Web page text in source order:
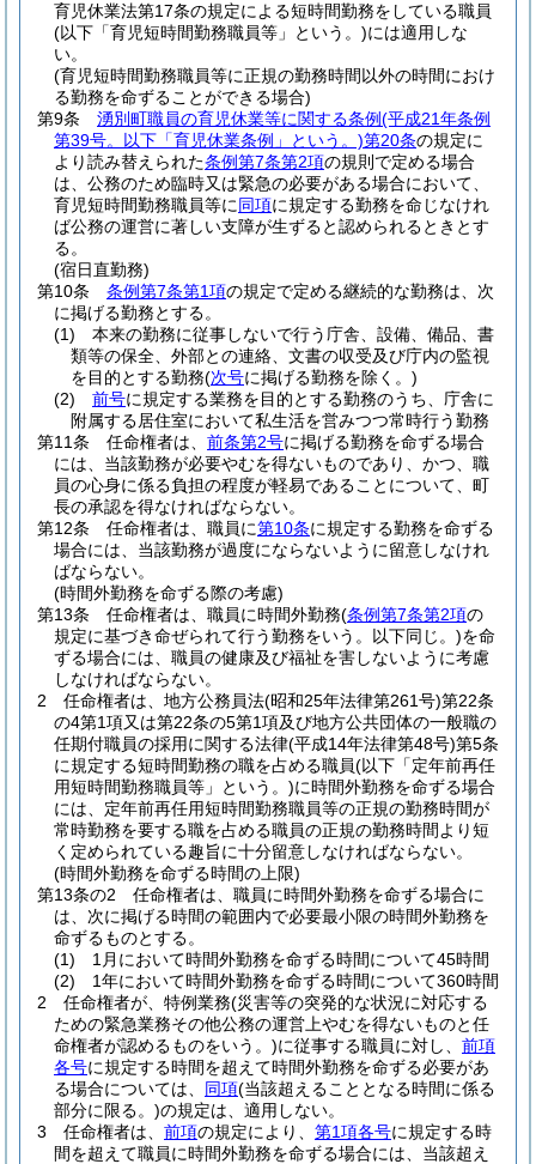
育児休業法第17条の規定による短時間勤務をしている職員
(以下「育児短時間勤務職員等」という。)には適用しな
い。
(育児短時間勤務職員等に正規の勤務時間以外の時間におけ
る勤務を命ずることができる場合)
第9条
湧別町職員の育児休業等に関する条例(平成21年条例
第39号。以下「育児休業条例」という。)第20条の規定に
より読み替えられた条例第7条第2項の規則で定める場合
は、公務のため臨時又は緊急の必要がある場合において、
育児短時間勤務職員等に同項に規定する勤務を命じなけれ
ば公務の運営に著しい支障が生ずると認められるときとす
る。
(宿日直勤務)
第10条
条例第7条第1項の規定で定める継続的な勤務は、次
に掲げる勤務とする。
(1)
本来の勤務に従事しないで行う庁舎、設備、備品、書
類等の保全、外部との連絡、文書の収受及び庁内の監視
を目的とする勤務(次号に掲げる勤務を除く。)
(2)
前号に規定する業務を目的とする勤務のうち、庁舎に
附属する居住室において私生活を営みつつ常時行う勤務
第11条
任命権者は、 前条第2号に掲げる勤務を命ずる場合
には、当該勤務が必要やむを得ないものであり、かつ、職
員の心身に係る負担の程度が軽易であることについて、町
長の承認を得なければならない。
第12条
任命権者は、職員に第10条に規定する勤務を命ずる
場合には、当該勤務が過度にならないように留意しなけれ
ばならない。
(時間外勤務を命ずる際の考慮)
第13条
任命権者は、職員に時間外勤務(条例第7条第2項の
規定に基づき命ぜられて行う勤務をいう。以下同じ。)を命
ずる場合には、職員の健康及び福祉を害しないように考慮
しなければならない。
2
任命権者は、地方公務員法(昭和25年法律第261号)第22条
の4第1項又は第22条の5第1項及び地方公共団体の一般職の
任期付職員の採用に関する法律(平成14年法律第48号)第5条
に規定する短時間勤務の職を占める職員(以下「定年前再任
用短時間勤務職員等」という。)に時間外勤務を命ずる場合
には、定年前再任用短時間勤務職員等の正規の勤務時間が
常時勤務を要する職を占める職員の正規の勤務時間より短
く定められている趣旨に十分留意しなければならない。
(時間外勤務を命ずる時間の上限)
第13条の2
任命権者は、職員に時間外勤務を命ずる場合に
は、次に掲げる時間の範囲内で必要最小限の時間外勤務を
命ずるものとする。
(1)
1月において時間外勤務を命ずる時間について45時間
(2)
1年において時間外勤務を命ずる時間について360時間
2
任命権者が、特例業務(災害等の突発的な状況に対応する
ための緊急業務その他公務の運営上やむを得ないものと任
命権者が認めるものをいう。)に従事する職員に対し、 前項
各号に規定する時間を超えて時間外勤務を命ずる必要があ
る場合については、 同項(当該超えることとなる時間に係る
部分に限る。)の規定は、適用しない。
3
任命権者は、 前項の規定により、 第1項各号に規定する時
間を超えて職員に時間外勤務を命ずる場合には、当該超え